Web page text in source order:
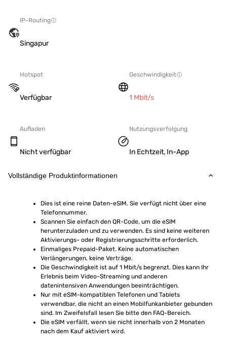
IP-Routing
Singapur
Hotspot
Verfügbar
Geschwindigkeit
1 Mbit/s
Aufladen
Nicht verfügbar
Nutzungsverfolgung
In Echtzeit, In-App
Vollständige Produktinformationen
Dies ist eine reine Daten-eSIM. Sie verfügt nicht über eine
Telefonnummer.
Scannen Sie einfach den QR-Code, um die eSIM
herunterzuladen und zu verwenden. Es sind keine weiteren
Aktivierungs- oder Registrierungsschritte erforderlich.
Einmaliges Prepaid-Paket. Keine automatischen
Verlängerungen, keine Verträge.
Die Geschwindigkeit ist auf 1 Mbit/s begrenzt. Dies kann Ihr
Erlebnis beim Video-Streaming und anderen
datenintensiven Anwendungen beeinträchtigen.
Nur mit eSIM-kompatiblen Telefonen und Tablets
verwendbar, die nicht an einen Mobilfunkanbieter gebunden
sind. Im Zweifelsfall lesen Sie bitte den FAQ-Bereich.
Die eSIM verfällt, wenn sie nicht innerhalb von 2 Monaten
nach dem Kauf aktiviert wird.